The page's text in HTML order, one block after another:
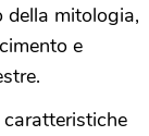
della mitologia,
e